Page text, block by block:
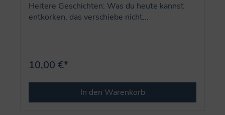
Heitere Geschichten: Was du heute kannst
entkorken, das verschiebe nicht...
10,00 €*
In den Warenkorb